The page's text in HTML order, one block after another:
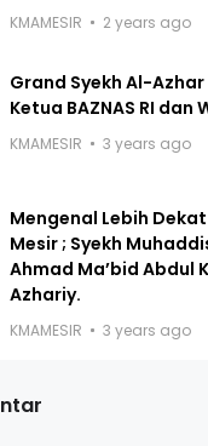
KMAMESIR 2 years ago
Grand Syekh Al-
Ketua BAZNAS RI dan
KMAMESIR 3 years ago
Mengenal Lebih
Mesir ; Syekh
Ahmad Ma’bid Abdul
Azhariy.
KMAMESIR 3 years ago